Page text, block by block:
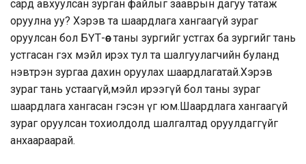
сард авхуулсан зурган файлыг зааврын дагуу татаж
оруулна уу? Хэрэв та шаардлага хангаагүй зураг
оруулсан бол БҮТ-өөс таны зургийг устгах ба зургийг тань
устгасан гэх мэйл ирэх тул та шалгуулагчийн буланд
нэвтрэн зургаа дахин оруулах шаардлагатай.Хэрэв
зураг тань устаагүй,мэйл ирээгүй бол таны зураг
шаардлага хангасан гэсэн үг юм.Шаардлага хангаагүй
зураг оруулсан тохиолдолд шалгалтад оруулдаггүйг
анхаараарай.